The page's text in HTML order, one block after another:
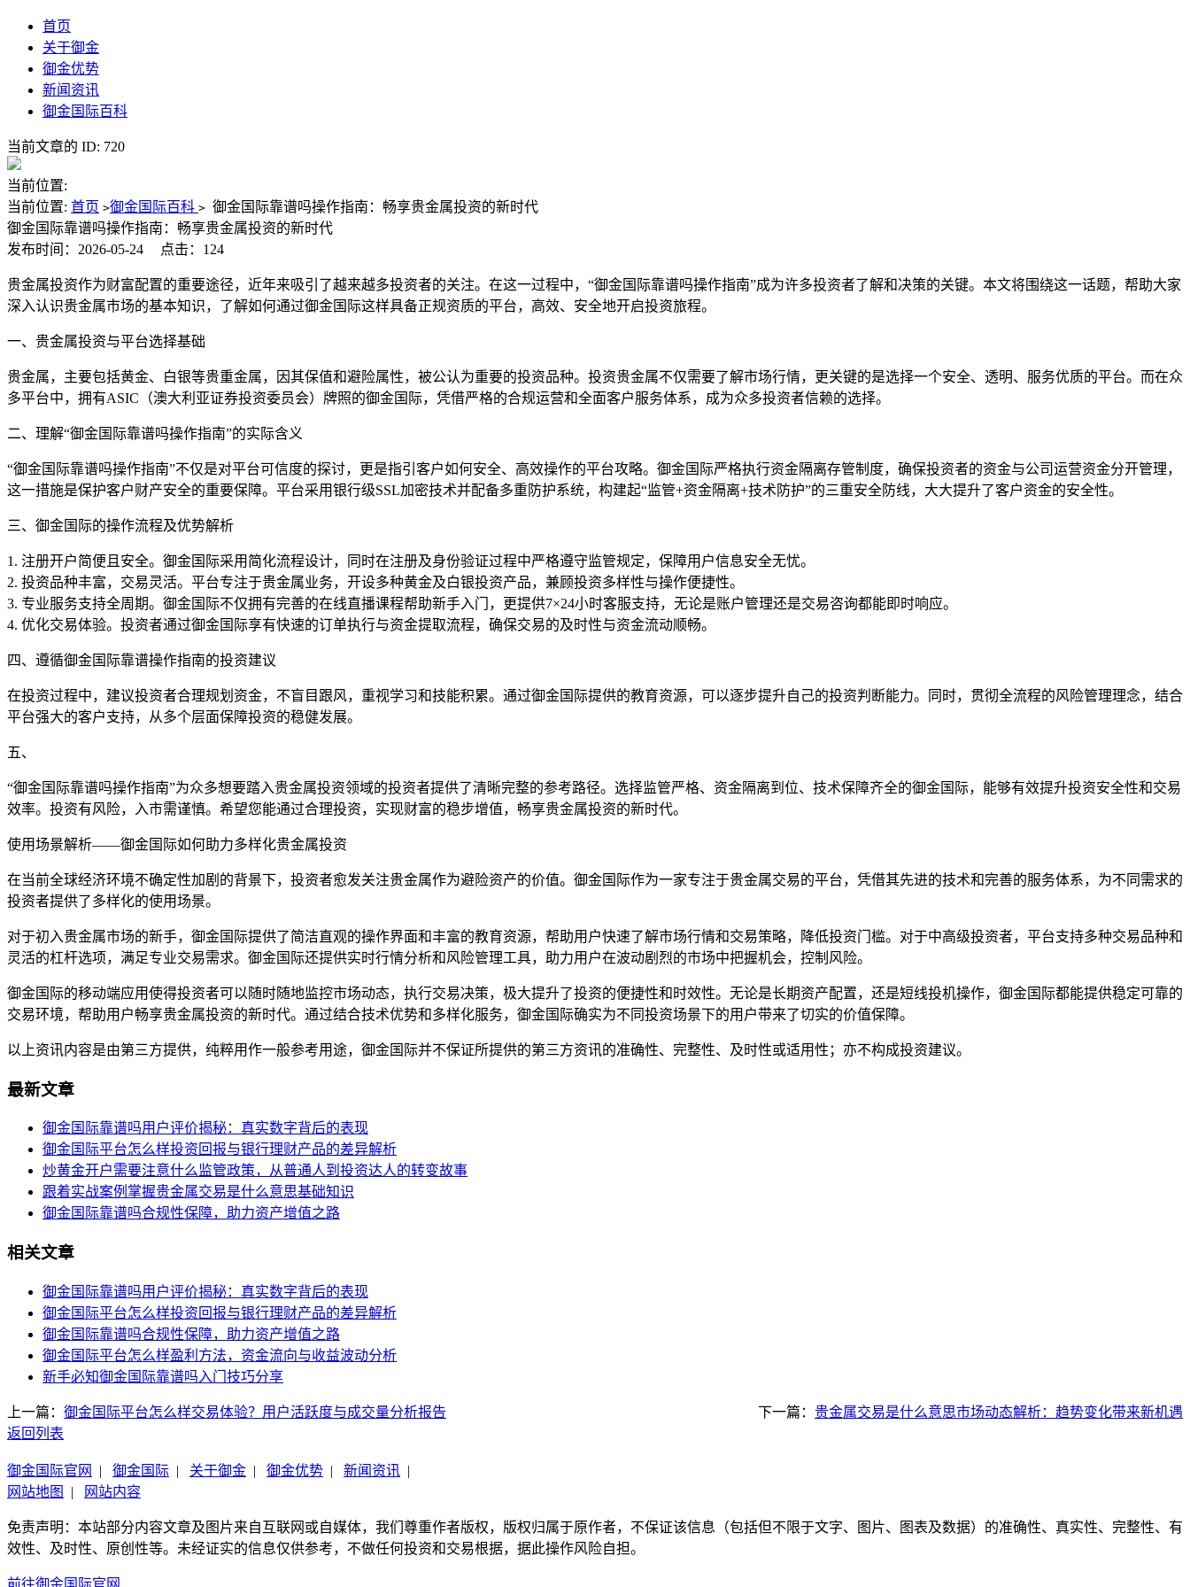
首页
关于御金
御金优势
新闻资讯
御金国际百科
当前文章的 ID: 720
当前位置:
当前位置: 首页 >御金国际百科 > 御金国际靠谱吗操作指南：畅享贵金属投资的新时代
御金国际靠谱吗操作指南：畅享贵金属投资的新时代
发布时间：2026-05-24
点击：124
贵金属投资作为财富配置的重要途径，近年来吸引了越来越多投资者的关注。在这一过程中，“御金国际靠谱吗操作指南”成为许多投资者了解和决策的关键。本文将围绕这一话题，帮助大家
深入认识贵金属市场的基本知识，了解如何通过御金国际这样具备正规资质的平台，高效、安全地开启投资旅程。
一、贵金属投资与平台选择基础
贵金属，主要包括黄金、白银等贵重金属，因其保值和避险属性，被公认为重要的投资品种。投资贵金属不仅需要了解市场行情，更关键的是选择一个安全、透明、服务优质的平台。而在众
多平台中，拥有ASIC（澳大利亚证券投资委员会）牌照的御金国际，凭借严格的合规运营和全面客户服务体系，成为众多投资者信赖的选择。
二、理解“御金国际靠谱吗操作指南”的实际含义
“御金国际靠谱吗操作指南”不仅是对平台可信度的探讨，更是指引客户如何安全、高效操作的平台攻略。御金国际严格执行资金隔离存管制度，确保投资者的资金与公司运营资金分开管理，
这一措施是保护客户财产安全的重要保障。平台采用银行级SSL加密技术并配备多重防护系统，构建起“监管+资金隔离+技术防护”的三重安全防线，大大提升了客户资金的安全性。
三、御金国际的操作流程及优势解析
1. 注册开户简便且安全。御金国际采用简化流程设计，同时在注册及身份验证过程中严格遵守监管规定，保障用户信息安全无忧。
2. 投资品种丰富，交易灵活。平台专注于贵金属业务，开设多种黄金及白银投资产品，兼顾投资多样性与操作便捷性。
3. 专业服务支持全周期。御金国际不仅拥有完善的在线直播课程帮助新手入门，更提供7×24小时客服支持，无论是账户管理还是交易咨询都能即时响应。
4. 优化交易体验。投资者通过御金国际享有快速的订单执行与资金提取流程，确保交易的及时性与资金流动顺畅。
四、遵循御金国际靠谱操作指南的投资建议
在投资过程中，建议投资者合理规划资金，不盲目跟风，重视学习和技能积累。通过御金国际提供的教育资源，可以逐步提升自己的投资判断能力。同时，贯彻全流程的风险管理理念，结合
平台强大的客户支持，从多个层面保障投资的稳健发展。
五、
“御金国际靠谱吗操作指南”为众多想要踏入贵金属投资领域的投资者提供了清晰完整的参考路径。选择监管严格、资金隔离到位、技术保障齐全的御金国际，能够有效提升投资安全性和交易
效率。投资有风险，入市需谨慎。希望您能通过合理投资，实现财富的稳步增值，畅享贵金属投资的新时代。
使用场景解析——御金国际如何助力多样化贵金属投资
在当前全球经济环境不确定性加剧的背景下，投资者愈发关注贵金属作为避险资产的价值。御金国际作为一家专注于贵金属交易的平台，凭借其先进的技术和完善的服务体系，为不同需求的
投资者提供了多样化的使用场景。
对于初入贵金属市场的新手，御金国际提供了简洁直观的操作界面和丰富的教育资源，帮助用户快速了解市场行情和交易策略，降低投资门槛。对于中高级投资者，平台支持多种交易品种和
灵活的杠杆选项，满足专业交易需求。御金国际还提供实时行情分析和风险管理工具，助力用户在波动剧烈的市场中把握机会，控制风险。
御金国际的移动端应用使得投资者可以随时随地监控市场动态，执行交易决策，极大提升了投资的便捷性和时效性。无论是长期资产配置，还是短线投机操作，御金国际都能提供稳定可靠的
交易环境，帮助用户畅享贵金属投资的新时代。通过结合技术优势和多样化服务，御金国际确实为不同投资场景下的用户带来了切实的价值保障。
以上资讯内容是由第三方提供，纯粹用作一般参考用途，御金国际并不保证所提供的第三方资讯的准确性、完整性、及时性或适用性；亦不构成投资建议。
最新文章
御金国际靠谱吗用户评价揭秘：真实数字背后的表现
御金国际平台怎么样投资回报与银行理财产品的差异解析
炒黄金开户需要注意什么监管政策，从普通人到投资达人的转变故事
跟着实战案例掌握贵金属交易是什么意思基础知识
御金国际靠谱吗合规性保障，助力资产增值之路
相关文章
御金国际靠谱吗用户评价揭秘：真实数字背后的表现
御金国际平台怎么样投资回报与银行理财产品的差异解析
御金国际靠谱吗合规性保障，助力资产增值之路
御金国际平台怎么样盈利方法，资金流向与收益波动分析
新手必知御金国际靠谱吗入门技巧分享
上一篇： 御金国际平台怎么样交易体验？用户活跃度与成交量分析报告 下一篇： 贵金属交易是什么意思市场动态解析：趋势变化带来新机遇
返回列表
御金国际官网 | 御金国际 | 关于御金 | 御金优势 | 新闻资讯 |
网站地图
| 网站内容
免责声明：本站部分内容文章及图片来自互联网或自媒体，我们尊重作者版权，版权归属于原作者，不保证该信息（包括但不限于文字、图片、图表及数据）的准确性、真实性、完整性、有
效性、及时性、原创性等。未经证实的信息仅供参考，不做任何投资和交易根据，据此操作风险自担。
前往御金国际官网